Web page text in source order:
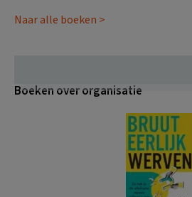
Naar alle boeken >
Boeken over organisatie